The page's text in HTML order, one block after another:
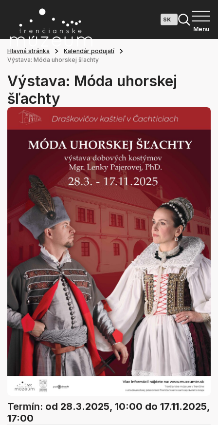
Menu
Hlavná stránka
Kalendár podujatí
Výstava: Móda uhorskej šľachty
Výstava: Móda uhorskej
šľachty
Termín: od 28.3.2025, 10:00 do 17.11.2025,
17:00